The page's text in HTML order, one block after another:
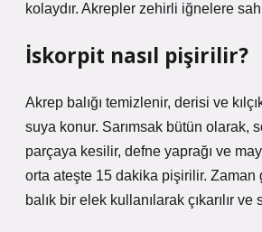
kolaydır. Akrepler zehirli iğnelere
İskorpit nasıl pişirilir?
Akrep balığı temizlenir, derisi ve
suya konur. Sarımsak bütün olarak,
parçaya kesilir, defne yaprağı ve
orta ateşte 15 dakika pişirilir. Zaman
balık bir elek kullanılarak çıkarılır ve